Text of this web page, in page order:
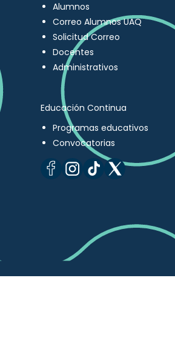
Alumnos
Correo Alumnos UAQ
Solicitud Correo
Docentes
Administrativos
Educación Continua
Programas educativos
Convocatorias